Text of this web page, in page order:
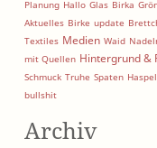
Planung Hallo Glas Birka
Aktuelles Birke update
Textiles Medien Waid
mit Quellen Hintergrund &
Schmuck Truhe Spaten Haspel
bullshit
Archiv